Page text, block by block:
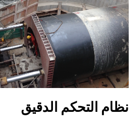
نظام التحكم الدقيق